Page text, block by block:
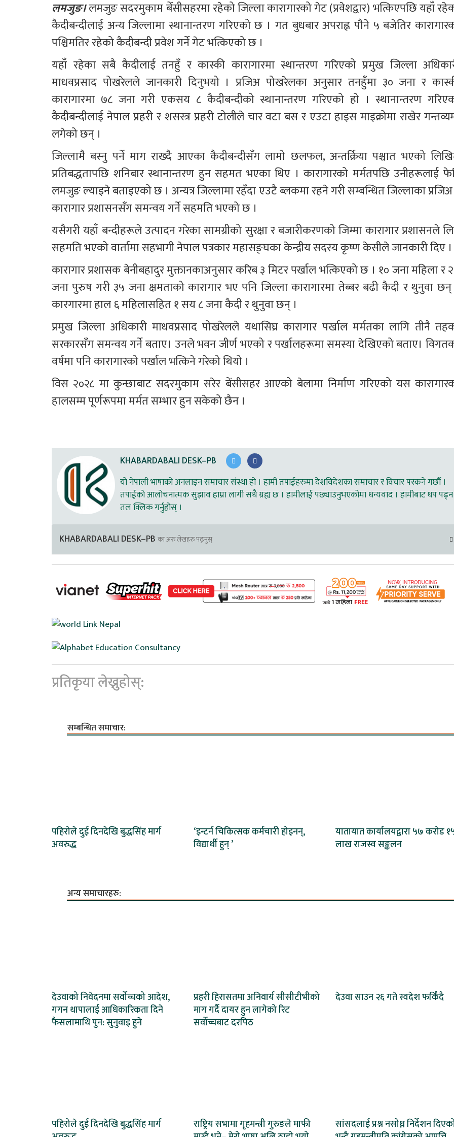
लमजुङ। लमजुङ सदरमुकाम बेँसीसहरमा रहेको जिल्ला कारागारको गेट (प्रवेशद्वार) भत्किएपछि यहाँ
कैदीबन्दीलाई अन्य जिल्लामा स्थानान्तरण गरिएको छ । गत बुधबार अपराह्न पौने ५ बजेतिर
पश्चिमतिर रहेको कैदीबन्दी प्रवेश गर्ने गेट भत्किएको छ ।
यहाँ रहेका सबै कैदीलाई तनहुँ र कास्की कारागारमा स्थान्तरण गरिएको प्रमुख जिल्ला
माधवप्रसाद पोखरेलले जानकारी दिनुभयो । प्रजिअ पोखरेलका अनुसार तनहुँमा ३० जना र
कारागारमा ७८ जना गरी एकसय ८ कैदीबन्दीको स्थानान्तरण गरिएको हो । स्थानान्तरण
कैदीबन्दीलाई नेपाल प्रहरी र शसस्त्र प्रहरी टोलीले चार वटा बस र एउटा हाइस माइक्रोमा राखेर
लगेको छन् ।
जिल्लामै बस्नु पर्ने माग राख्दै आएका कैदीबन्दीसँग लामो छलफल, अन्तर्क्रिया पश्चात भएको
प्रतिबद्धतापछि शनिबार स्थानान्तरण हुन सहमत भएका थिए । कारागारको मर्मतपछि उनीहरूलाई
लमजुङ ल्याइने बताइएको छ । अन्यत्र जिल्लामा रहँदा एउटै ब्लकमा रहने गरी सम्बन्धित जिल्लाका
कारागार प्रशासनसँग समन्वय गर्ने सहमति भएको छ ।
यसैगरी यहाँ बन्दीहरूले उत्पादन गरेका सामग्रीको सुरक्षा र बजारीकरणको जिम्मा कारागार प्रशासनले
सहमति भएको वार्तामा सहभागी नेपाल पत्रकार महासङ्घका केन्द्रीय सदस्य कृष्ण केसीले जानकारी दिए ।
कारागार प्रशासक बेनीबहादुर मुक्तानकाअनुसार करिब ३ मिटर पर्खाल भत्किएको छ । १० जना महिला र
जना पुरुष गरी ३५ जना क्षमताको कारागार भए पनि जिल्ला कारागारमा तेब्बर बढी कैदी र थुनुवा छन्
कारगारमा हाल ६ महिलासहित १ सय ८ जना कैदी र थुनुवा छन् ।
प्रमुख जिल्ला अधिकारी माधवप्रसाद पोखरेलले यथासिघ्र कारागार पर्खाल मर्मतका लागि तीनै
सरकारसँग समन्वय गर्ने बताए। उनले भवन जीर्ण भएको र पर्खालहरूमा समस्या देखिएको बताए।
वर्षमा पनि कारागारको पर्खाल भत्किने गरेको थियो ।
विस २०२८ मा कुन्छाबाट सदरमुकाम सरेर बेंसीसहर आएको बेलामा निर्माण गरिएको यस
हालसम्म पूर्णरूपमा मर्मत सम्भार हुन सकेको छैन ।
KHABARDABALI DESK–PB
यो नेपाली भाषाको अनलाइन समाचार संस्था हो । हामी तपाईहरुमा देशविदेशका समाचार र विचार पस्कने गर्छौ ।
तपाईको आलोचनात्मक सुझाव हाम्रा लागी सधै ग्रह्य छ । हामीलाई पछ्याउनुभएकोमा धन्यवाद । हामीबाट थप पढ्न
तल क्लिक गर्नुहोस् ।
KHABARDABALI DESK–PB का अरु लेखहरु पढ्नुस्
प्रतिकृया लेख्नुहोस्:
सम्बन्धित समाचार:
पहिरोले दुई दिनदेखि बुद्धसिंह मार्ग
अवरुद्ध
‘इन्टर्न चिकित्सक कर्मचारी होइनन्,
विद्यार्थी हुन् ’
यातायात कार्यालयद्वारा ५७ करोड
लाख राजस्व सङ्कलन
अन्य समाचारहरु:
देउवाको निवेदनमा सर्वोच्चको आदेश,
गगन थापालाई आधिकारिकता दिने
फैसलामाथि पुन: सुनुवाइ हुने
प्रहरी हिरासतमा अनिवार्य सीसीटीभीको
माग गर्दै दायर हुन लागेको रिट
सर्वोच्चबाट दरपिठ
देउवा साउन २६ गते स्वदेश फर्किँदै
पहिरोले दुई दिनदेखि बुद्धसिंह मार्ग
राष्ट्रिय सभामा गृहमन्त्री गुरुङले माफी
सांसदलाई प्रश्न नसोध्न निर्देशन